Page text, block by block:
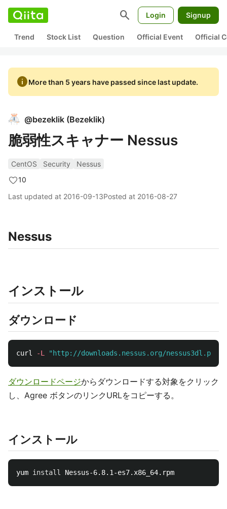
search Login Signup
Trend Stock List Question Official Event Official
infoMore than 5 years have passed since last update.
@bezeklik (Bezeklik)
脆弱性スキャナー Nessus
CentOS Security
Nessus
10
Last updated at 2016-09-13Posted at 2016-08-27
Nessus
インストール
ダウンロード
curl -L "http://downloads.nessus.org/
ダウンロードページからダウンロードする対象をクリック
し、Agree ボタンのリンクURLをコピーする。
インストール
yum install